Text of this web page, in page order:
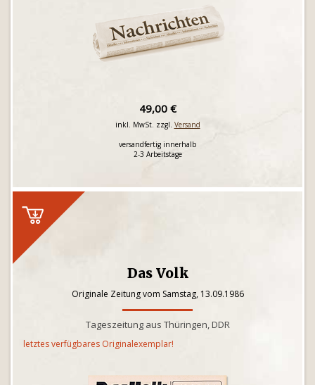
49,00 €
inkl. MwSt. zzgl. Versand
versandfertig innerhalb
2-3 Arbeitstage
Das Volk
Originale Zeitung vom Samstag, 13.09.1986
Tageszeitung aus Thüringen, DDR
letztes verfügbares Originalexemplar!